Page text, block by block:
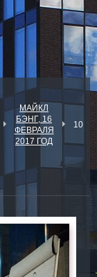
МАЙКЛ
БЭНГ, 16
ФЕВРАЛЯ
2017 ГОД
10